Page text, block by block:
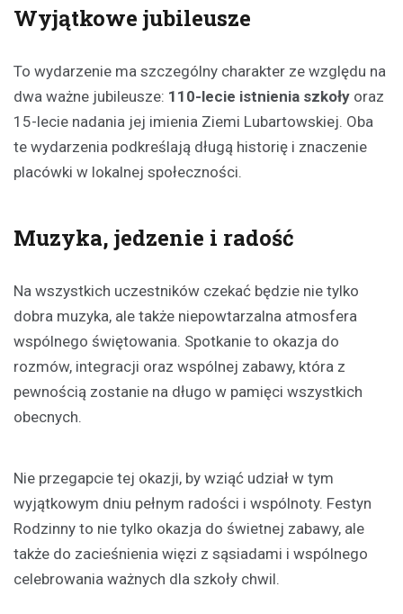
Wyjątkowe jubileusze
To wydarzenie ma szczególny charakter ze względu na
dwa ważne jubileusze: 110-lecie istnienia szkoły oraz
15-lecie nadania jej imienia Ziemi Lubartowskiej. Oba
te wydarzenia podkreślają długą historię i znaczenie
placówki w lokalnej społeczności.
Muzyka, jedzenie i radość
Na wszystkich uczestników czekać będzie nie tylko
dobra muzyka, ale także niepowtarzalna atmosfera
wspólnego świętowania. Spotkanie to okazja do
rozmów, integracji oraz wspólnej zabawy, która z
pewnością zostanie na długo w pamięci wszystkich
obecnych.
Nie przegapcie tej okazji, by wziąć udział w tym
wyjątkowym dniu pełnym radości i wspólnoty. Festyn
Rodzinny to nie tylko okazja do świetnej zabawy, ale
także do zacieśnienia więzi z sąsiadami i wspólnego
celebrowania ważnych dla szkoły chwil.